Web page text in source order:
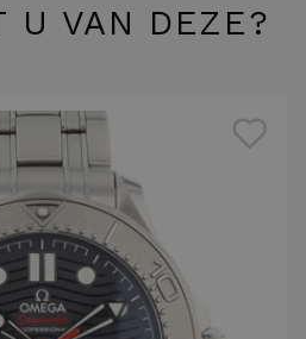
U VAN DEZE?